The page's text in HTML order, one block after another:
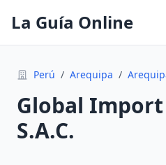
La Guía Online
Perú / Arequipa /
Global
S.A.C.